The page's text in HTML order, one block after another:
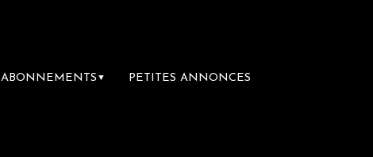
ABONNEMENTS ▼ PETITES ANNONCES